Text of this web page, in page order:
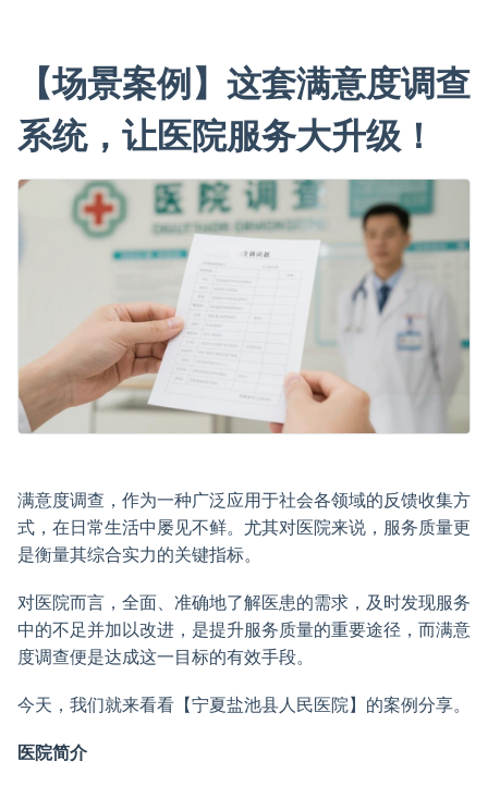
【场景案例】这套满意度调查
系统，让医院服务大升级！
满意度调查，作为一种广泛应用于社会各领域的反馈收集方
式，在日常生活中屡见不鲜。尤其对医院来说，服务质量更
是衡量其综合实力的关键指标。
对医院而言，全面、准确地了解医患的需求，及时发现服务
中的不足并加以改进，是提升服务质量的重要途径，而满意
度调查便是达成这一目标的有效手段。
今天，我们就来看看【宁夏盐池县人民医院】的案例分享。
医院简介